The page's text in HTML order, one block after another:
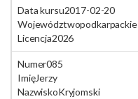
Data kursu2017-02-20
Województwopodkarpackie
Licencja2026
Numer085
ImięJerzy
NazwiskoKryjomski